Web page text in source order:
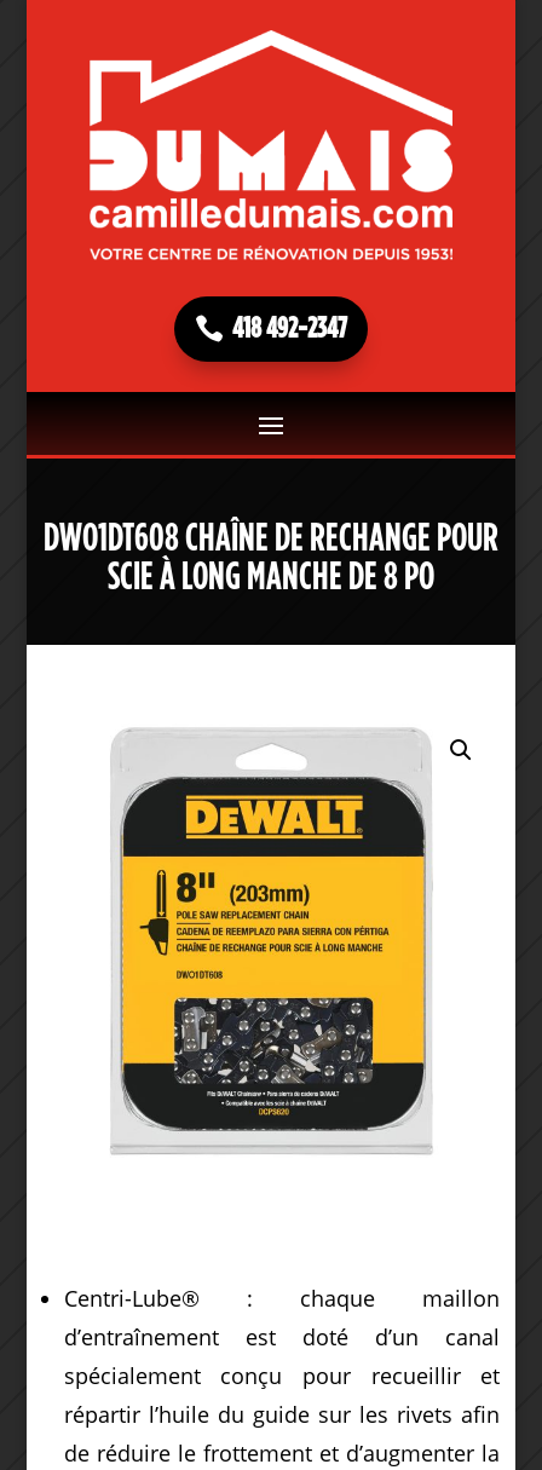
418 492-2347
DWO1DT608 CHAÎNE DE RECHANGE POUR
SCIE À LONG MANCHE DE 8 PO
Centri-Lube® : chaque maillon
d’entraînement est doté d’un canal
spécialement conçu pour recueillir et
répartir l’huile du guide sur les rivets afin
de réduire le frottement et d’augmenter la